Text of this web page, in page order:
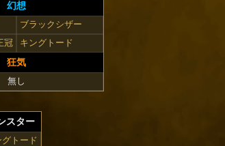
幻想
ブラックシザー
冠
キングトード
狂気
無し
スター
グトード